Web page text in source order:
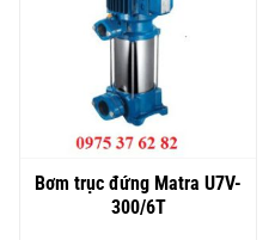
Bơm trục đứng Matra U7V-
300/6T